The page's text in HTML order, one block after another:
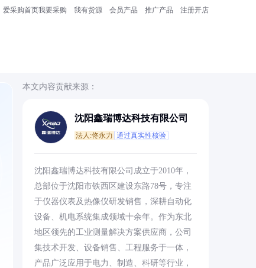
爱采购首页我要采购 我有货源 会员产品 推广产品 注册开店
本文内容贡献来源：
沈阳鑫瑞博达科技有限公司
法人:佟永力 通过真实性核验
沈阳鑫瑞博达科技有限公司成立于2010年，
总部位于沈阳市铁西区建设东路78号，专注
于仪器仪表及热像仪研发销售，深耕自动化
设备、机电系统集成领域十余年。作为东北
地区领先的工业测量解决方案供应商，公司
集技术开发、设备销售、工程服务于一体，
产品广泛应用于电力、制造、科研等行业，